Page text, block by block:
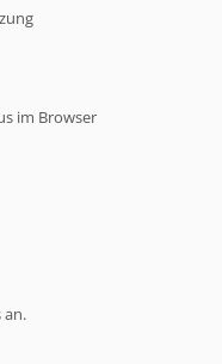
im Browser
an.